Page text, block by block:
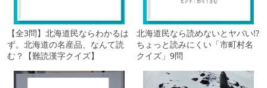
【全3問】北海道民ならわかるは
ず。北海道の名産品、なんて読
む？【難読漢字クイズ】
北海道民なら読めないとヤバい!?
ちょっと読みにくい「市町村名
クイズ」9問